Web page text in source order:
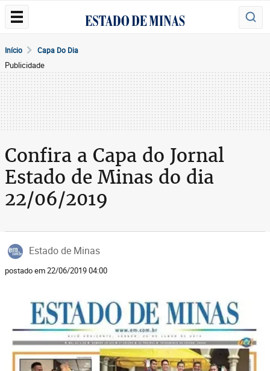
Início Capa Do Dia
Publicidade
Confira a Capa do Jornal
Estado de Minas do dia
22/06/2019
Estado de Minas
postado em 22/06/2019 04:00